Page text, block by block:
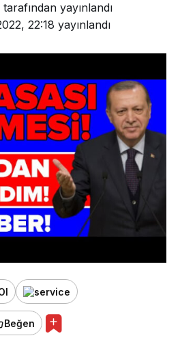
tarafından yayınlandı
22:18 yayınlandı
Beğen